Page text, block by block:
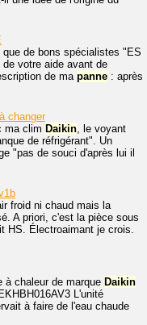
de bons spécialistes "ES
votre aide avant de
de ma panne : après
changer
ma clim Daikin, le voyant
de réfrigérant". Un
"pas de souci d'après lui il
froid ni chaud mais la
A priori, c'est la pièce sous
HS. Électroaimant je crois.
à chaleur de marque Daikin
L'unité
à faire de l'eau chaude